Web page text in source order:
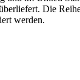
Die
werden.